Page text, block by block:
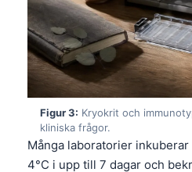
Figur 3: Kryokrit och
kliniska frågor.
Många laboratorier
4°C i upp till 7 dagar och